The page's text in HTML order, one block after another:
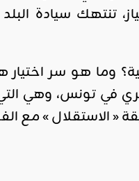
تنتهك سيادة
وما هو سر اختيار
في تونس، وهي
« الاستقلال » مع